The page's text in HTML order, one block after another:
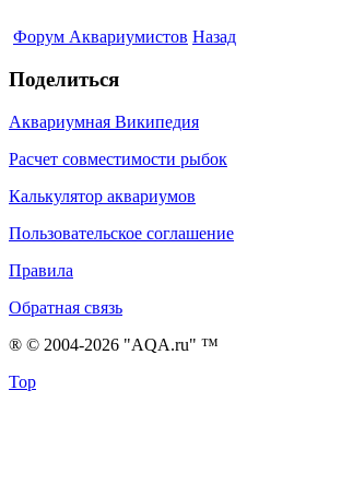
Форум Аквариумистов Назад
Поделиться
Аквариумная Википедия
Расчет совместимости рыбок
Калькулятор аквариумов
Пользовательское соглашение
Правила
Обратная связь
® © 2004-2026 "AQA.ru" ™
Top